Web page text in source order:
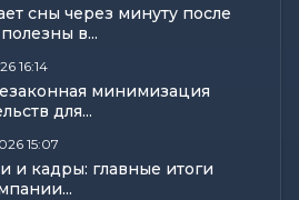
сны через минуту после
в...
16:14
минимизация
для...
15:07
и кадры: главные итоги